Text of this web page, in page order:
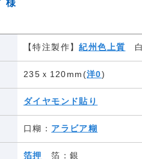
様
【特注製作】紀州色上質 白
235ｘ120mm(洋0)
ダイヤモンド貼り
口糊： アラビア糊
箔押 箔：銀